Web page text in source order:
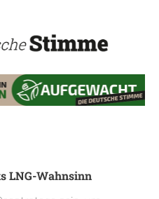
LNG-Wahnsinn